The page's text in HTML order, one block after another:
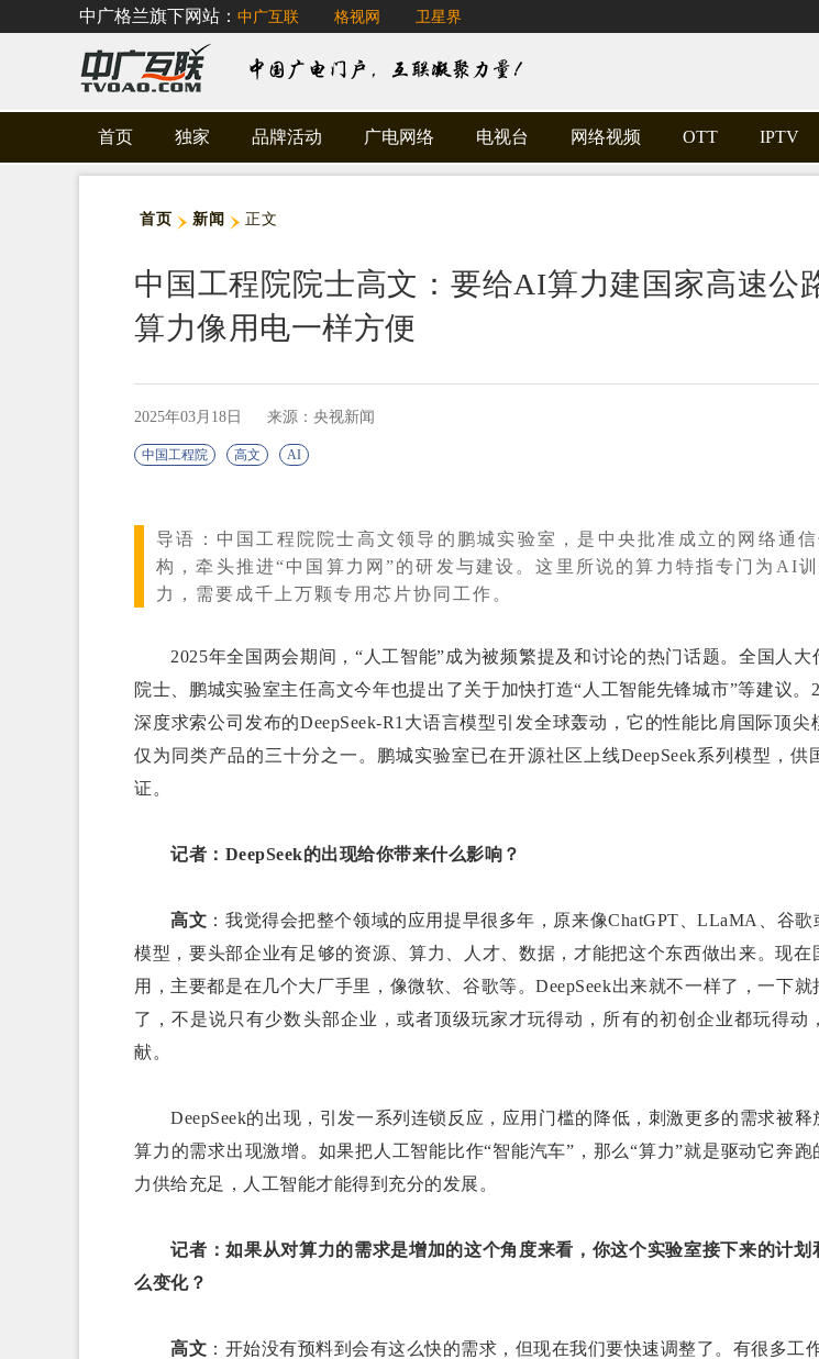
中广格兰旗下网站： 中广互联 格视网 卫星界
首页 独家 品牌活动 广电网络 电视台 网络视频 OTT IPTV
首页 新闻 正文
中国工程院院士高文：要给AI算力建国家高速公
算力像用电一样方便
2025年03月18日 来源：央视新闻
中国工程院 高文 AI
导语： 中国工程院院士高文领导的鹏城实验室，是中央批准成立的网络通
构，牵头推进“中国算力网”的研发与建设。这里所说的算力特指专门为AI
力，需要成千上万颗专用芯片协同工作。
2025年全国两会期间，“人工智能”成为被频繁提及和讨论的热门话题。全国人大
院士、鹏城实验室主任高文今年也提出了关于加快打造“人工智能先锋城市”等建议。
深度求索公司发布的DeepSeek-R1大语言模型引发全球轰动，它的性能比肩国际顶尖
仅为同类产品的三十分之一。鹏城实验室已在开源社区上线DeepSeek系列模型，供
证。
记者：DeepSeek的出现给你带来什么影响？
高文 ：我觉得会把整个领域的应用提早很多年，原来像ChatGPT、LLaMA、谷歌
模型，要头部企业有足够的资源、算力、人才、数据，才能把这个东西做出来。现在
用，主要都是在几个大厂手里，像微软、谷歌等。DeepSeek出来就不一样了，一下
了，不是说只有少数头部企业，或者顶级玩家才玩得动，所有的初创企业都玩得动
献。
DeepSeek的出现，引发一系列连锁反应，应用门槛的降低，刺激更多的需求被释
算力的需求出现激增。如果把人工智能比作“智能汽车”，那么“算力”就是驱动它奔跑
力供给充足，人工智能才能得到充分的发展。
记者：如果从对算力的需求是增加的这个角度来看，你这个实验室接下来的计划
么变化？
高文 ：开始没有预料到会有这么快的需求，但现在我们要快速调整了。有很多工